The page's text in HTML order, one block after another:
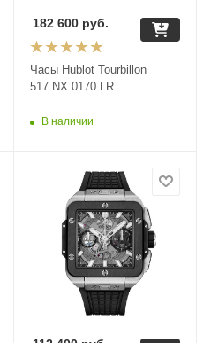
Часы Hublot Tourbillon
517.NX.0170.LR
В наличии
182 600руб.